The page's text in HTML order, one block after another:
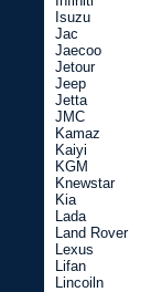
Isuzu
Jac
Jaecoo
Jetour
Jeep
Jetta
JMC
Kamaz
Kaiyi
KGM
Knewstar
Kia
Lada
Land Rover
Lexus
Lifan
Lincoiln